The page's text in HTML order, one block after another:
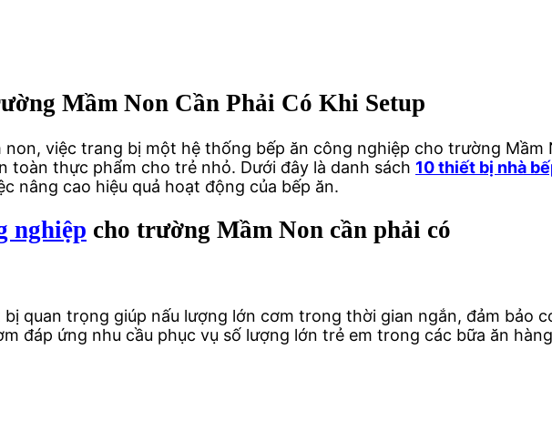
Mầm Non Cần Phải Có Khi Setup
việc trang bị một hệ thống bếp ăn công nghiệp cho trường
toàn thực phẩm cho trẻ nhỏ. Dưới đây là danh sách 10 thiết bị nhà
nâng cao hiệu quả hoạt động của bếp ăn.
nghiệp cho trường Mầm Non cần phải có
quan trọng giúp nấu lượng lớn cơm trong thời gian ngắn, đảm bảo
đáp ứng nhu cầu phục vụ số lượng lớn trẻ em trong các bữa ăn